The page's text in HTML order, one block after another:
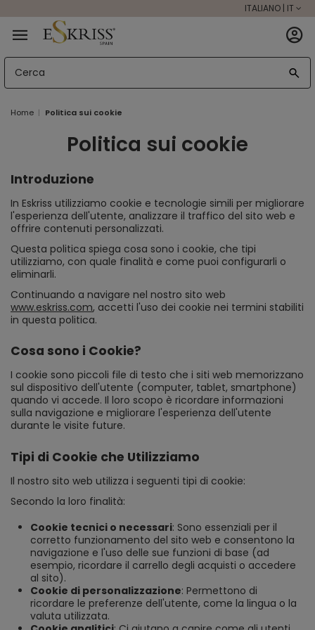
ITALIANO | IT
Home Politica sui cookie
Politica sui cookie
Introduzione
In Eskriss utilizziamo cookie e tecnologie simili per migliorare
l'esperienza dell'utente, analizzare il traffico del sito web e
offrire contenuti personalizzati.
Questa politica spiega cosa sono i cookie, che tipi
utilizziamo, con quale finalità e come puoi configurarli o
eliminarli.
Continuando a navigare nel nostro sito web
www.eskriss.com, accetti l'uso dei cookie nei termini stabiliti
in questa politica.
Cosa sono i Cookie?
I cookie sono piccoli file di testo che i siti web memorizzano
sul dispositivo dell'utente (computer, tablet, smartphone)
quando vi accede. Il loro scopo è ricordare informazioni
sulla navigazione e migliorare l'esperienza dell'utente
durante le visite future.
Tipi di Cookie che Utilizziamo
Il nostro sito web utilizza i seguenti tipi di cookie:
Secondo la loro finalità:
Cookie tecnici o necessari: Sono essenziali per il
corretto funzionamento del sito web e consentono la
navigazione e l'uso delle sue funzioni di base (ad
esempio, ricordare il carrello degli acquisti o accedere
al sito).
Cookie di personalizzazione: Permettono di
ricordare le preferenze dell'utente, come la lingua o la
valuta utilizzata.